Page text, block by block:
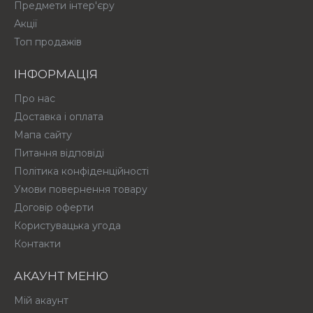
Предмети інтер'єру
Акції
Топ продажів
ІНФОРМАЦІЯ
Про нас
Доставка і оплата
Мапа сайту
Питання відповіді
Політика конфіденційності
Умови повернення товару
Договір оферти
Користувацька угода
Контакти
АКАУНТ МЕНЮ
Мій акаунт